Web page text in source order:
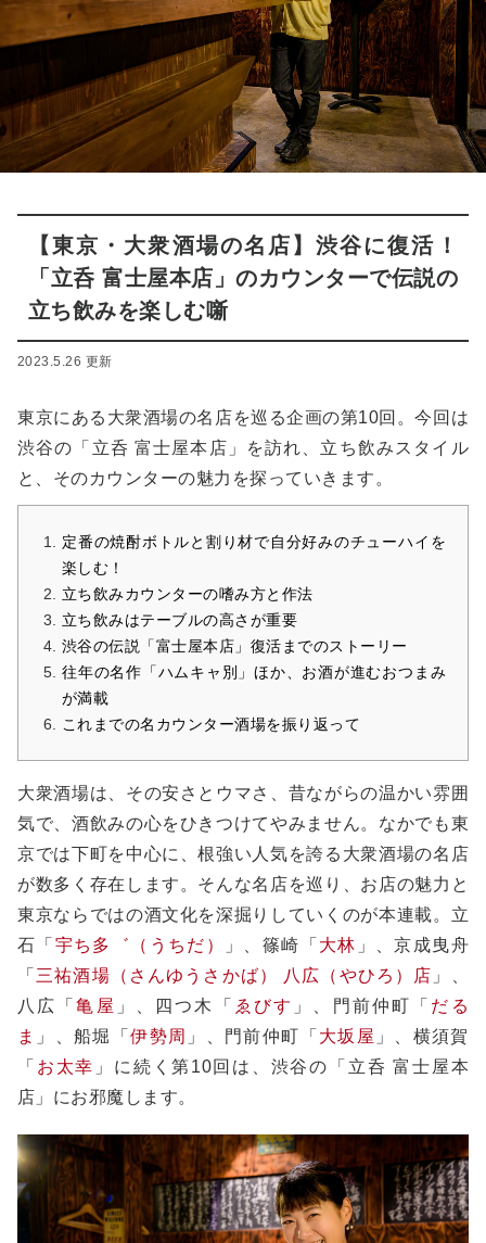
【東京・大衆酒場の名店】渋谷に復活！
「立呑 富士屋本店」のカウンターで伝説の
立ち飲みを楽しむ噺
2023.5.26 更新
東京にある大衆酒場の名店を巡る企画の第10回。今回は
渋谷の「立呑 富士屋本店」を訪れ、立ち飲みスタイル
と、そのカウンターの魅力を探っていきます。
定番の焼酎ボトルと割り材で自分好みのチューハイを
楽しむ！
立ち飲みカウンターの嗜み方と作法
立ち飲みはテーブルの高さが重要
渋谷の伝説「富士屋本店」復活までのストーリー
往年の名作「ハムキャ別」ほか、お酒が進むおつまみ
が満載
これまでの名カウンター酒場を振り返って
大衆酒場は、その安さとウマさ、昔ながらの温かい雰囲
気で、酒飲みの心をひきつけてやみません。なかでも東
京では下町を中心に、根強い人気を誇る大衆酒場の名店
が数多く存在します。そんな名店を巡り、お店の魅力と
東京ならではの酒文化を深掘りしていくのが本連載。立
石「 宇ち多゛（うちだ） 」、篠崎「 大林 」、京成曳舟
「 三祐酒場（さんゆうさかば） 八広（やひろ）店 」、
八広「亀屋 」、四つ木「 ゑびす 」、門前仲町「 だる
ま
」、船堀「伊勢周 」、門前仲町「 大坂屋 」、横須賀
「 お太幸 」に続く第10回は、渋谷の「立呑 富士屋本
店」にお邪魔します。